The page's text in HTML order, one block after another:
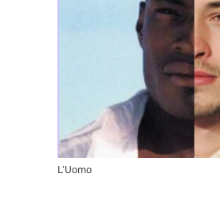
L’Uomo